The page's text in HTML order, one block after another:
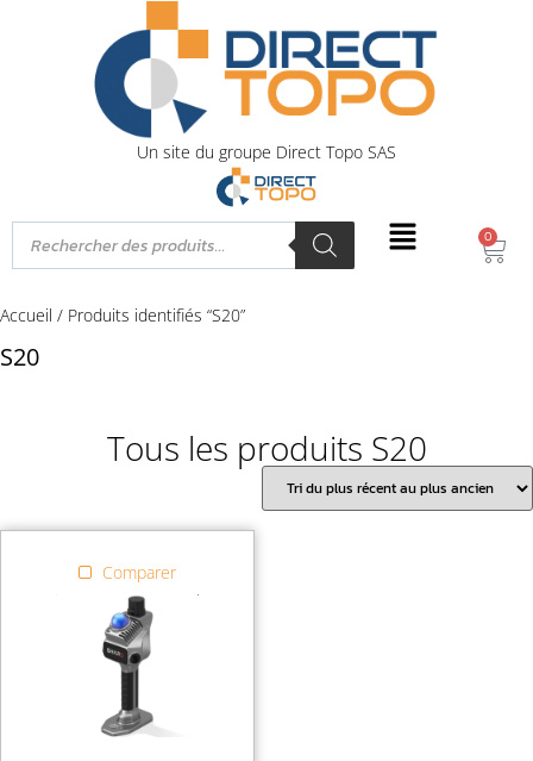
Un site du groupe Direct Topo SAS
0
Accueil / Produits identifiés “S20”
S20
Tous les produits S20
Comparer